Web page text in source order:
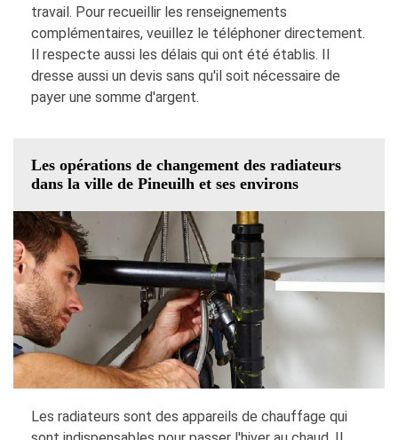
travail. Pour recueillir les renseignements
complémentaires, veuillez le téléphoner directement.
Il respecte aussi les délais qui ont été établis. Il
dresse aussi un devis sans qu'il soit nécessaire de
payer une somme d'argent.
Les opérations de changement des radiateurs
dans la ville de Pineuilh et ses environs
Les radiateurs sont des appareils de chauffage qui